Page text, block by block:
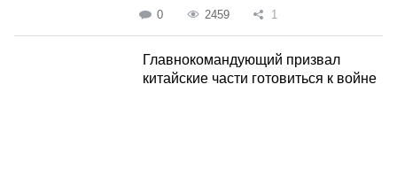
0 2459 1
Главнокомандующий призвал
китайские части готовиться к войне